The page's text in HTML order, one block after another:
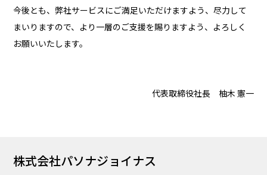
今後とも、弊社サービスにご満足いただけますよう、尽力して
まいりますので、より一層のご支援を賜りますよう、よろしく
お願いいたします。
代表取締役社長 柚木 憲一
株式会社パソナジョイナス